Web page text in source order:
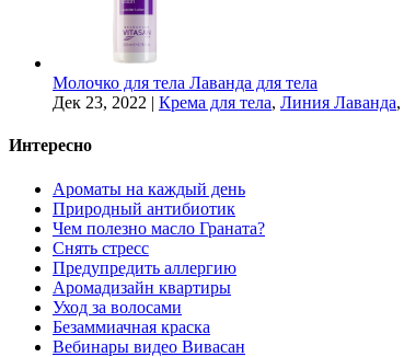
Молочко для тела Лаванда для тела
Дек 23, 2022 | Крема для тела, Линия Лаванда,
Интересно
Ароматы на каждый день
Природный антибиотик
Чем полезно масло Граната?
Снять стресс
Предупредить аллергию
Аромадизайн квартиры
Уход за волосами
Безаммиачная краска
Вебинары видео Вивасан